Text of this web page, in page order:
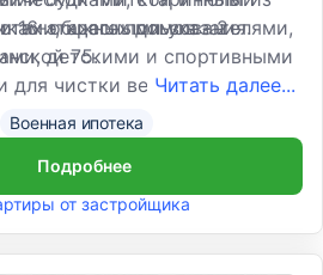
общего пользования.
красными указателями,
детскими и спортивными
для чистки вещей, газонами
16-этажных домов - 2
75.
Читать далее...
Военная ипотека
Подробнее
от застройщика